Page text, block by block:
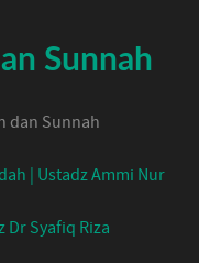
Sunnah
dan Sunnah
| Ustadz Ammi Nur
Dr Syafiq Riza